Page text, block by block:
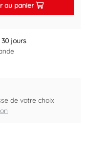
au panier
jours
jours
ici
de votre choix